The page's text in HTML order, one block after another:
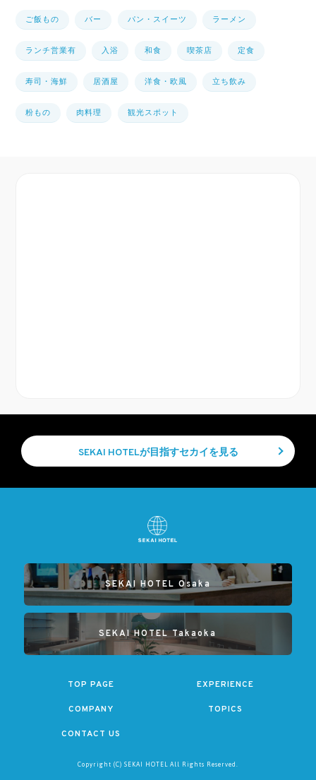
ご飯もの バー パン・スイーツ ラーメン
ランチ営業有 入浴 和食 喫茶店 定食
寿司・海鮮 居酒屋 洋食・欧風 立ち飲み
粉もの 肉料理 観光スポット
SEKAI HOTELが目指すセカイを見る
SEKAI HOTEL Osaka
SEKAI HOTEL Takaoka
TOP PAGE EXPERIENCE
COMPANY TOPICS
CONTACT US
Copyright (C) SEKAI HOTEL All Rights Reserved.